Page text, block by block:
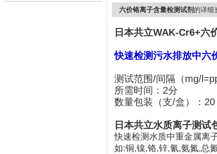
六价铬离子含量检测试剂 的详细
日本共立WAK-Cr6+六
快速检测污水排放中六
测试范围/间隔（mg/
所需时间：2分
数量包装（支/盒）：20
日本共立水质离子测试
快速检测水质中重金属离
如:铜,镍,铬,锌,氰,氨氮,总